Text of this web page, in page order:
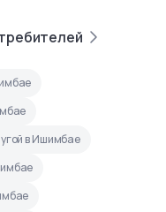
в Ишимбае